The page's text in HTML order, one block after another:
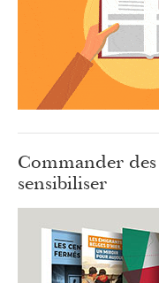
Commander
sensibiliser